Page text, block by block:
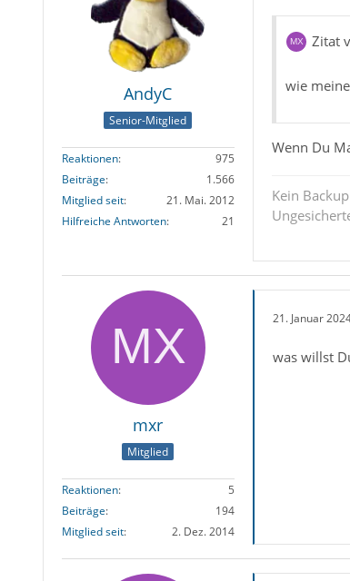
AndyC
Senior-Mitglied
Reaktionen
975
Beiträge
1.566
Mitglied seit
21. Mai. 2012
Hilfreiche Antworten
21
Zitat
wie
Wenn Du
Kein
mxr
Mitglied
Reaktionen
5
Beiträge
194
Mitglied seit
2. Dez. 2014
21. Januar
was willst